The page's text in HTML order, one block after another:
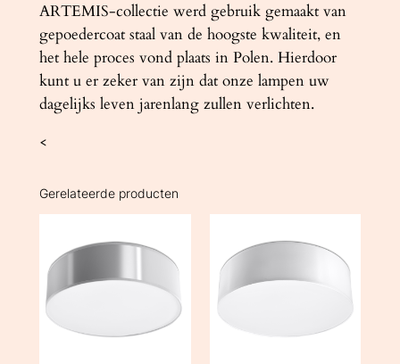
ARTEMIS-collectie werd gebruik gemaakt van
gepoedercoat staal van de hoogste kwaliteit, en
het hele proces vond plaats in Polen. Hierdoor
kunt u er zeker van zijn dat onze lampen uw
dagelijks leven jarenlang zullen verlichten.
<
Gerelateerde producten